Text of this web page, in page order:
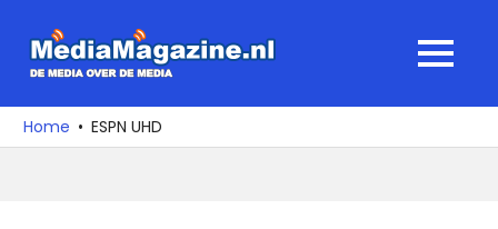
naar
media
over
MENU
Home ESPN UHD